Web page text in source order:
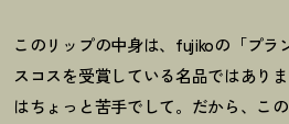
このリップの中身は、fujikoの「プラ
スコスを受賞している名品ではあり
はちょっと苦手でして。だから、こ